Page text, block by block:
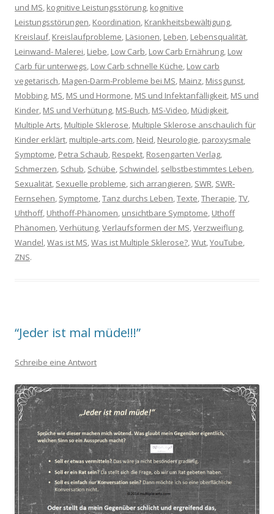
und MS, kognitive Leistungsstörung, kognitive
Leistungsstörungen, Koordination, Krankheitsbewältigung,
Kreislauf, Kreislaufprobleme, Läsionen, Leben, Lebensqualität,
Leinwand- Malerei, Liebe, Low Carb, Low Carb Ernährung, Low
Carb für unterwegs, Low Carb schnelle Küche, Low carb
vegetarisch, Magen-Darm-Probleme bei MS, Mainz, Missgunst,
Mobbing, MS, MS und Hormone, MS und Infektanfälligkeit, MS und
Kinder, MS und Verhütung, MS-Buch, MS-Video, Müdigkeit,
Multiple Arts, Multiple Sklerose, Multiple Sklerose anschaulich für
Kinder erklärt, multiple-arts.com, Neid, Neurologie, paroxysmale
Symptome, Petra Schaub, Respekt, Rosengarten Verlag,
Schmerzen, Schub, Schübe, Schwindel, selbstbestimmtes Leben,
Sexualität, Sexuelle probleme, sich arrangieren, SWR, SWR-
Fernsehen, Symptome,Tanz durchs Leben,Texte,Therapie,TV,
Uhthoff, Uhthoff-Phänomen, unsichtbare Symptome, Uthoff
Phänomen,Verhütung,Verlaufsformen der MS,Verzweiflung,
Wandel,Was ist MS,Was ist Multiple Sklerose?,Wut,YouTube,
ZNS.
“Jeder ist mal müde!!!”
Schreibe eine Antwort